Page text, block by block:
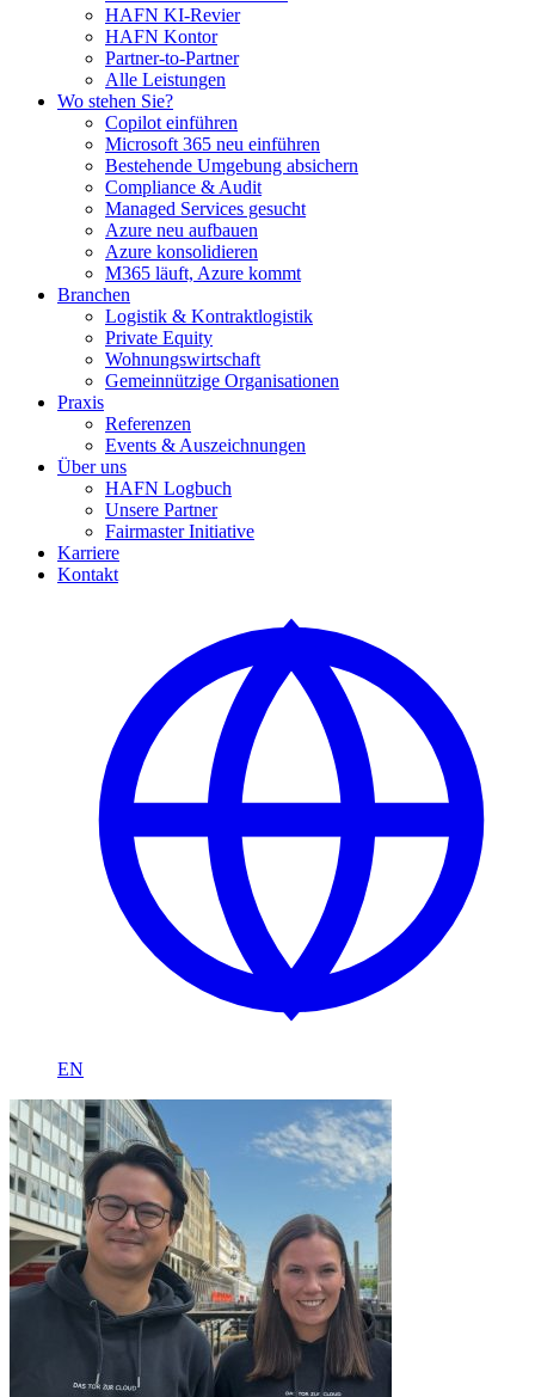
HAFN KI-Revier
HAFN Kontor
Partner-to-Partner
Alle Leistungen
Wo stehen Sie?
Copilot einführen
Microsoft 365 neu einführen
Bestehende Umgebung absichern
Compliance & Audit
Managed Services gesucht
Azure neu aufbauen
Azure konsolidieren
M365 läuft, Azure kommt
Branchen
Logistik & Kontraktlogistik
Private Equity
Wohnungswirtschaft
Gemeinnützige Organisationen
Praxis
Referenzen
Events & Auszeichnungen
Über uns
HAFN Logbuch
Unsere Partner
Fairmaster Initiative
Karriere
Kontakt
EN